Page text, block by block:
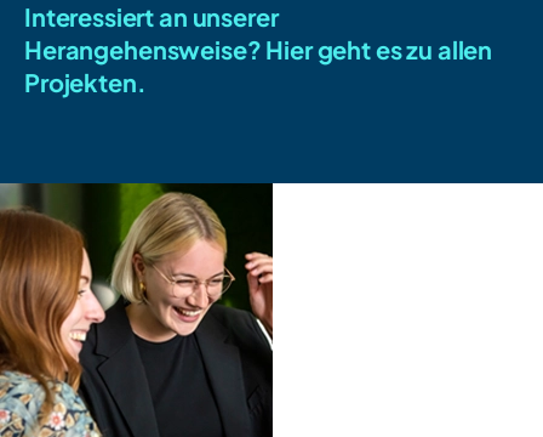
Interessiert an unserer
Herangehensweise? Hier geht es zu allen
Projekten.